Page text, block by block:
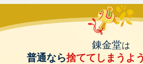
錬金堂は
普通なら捨ててしまうよ